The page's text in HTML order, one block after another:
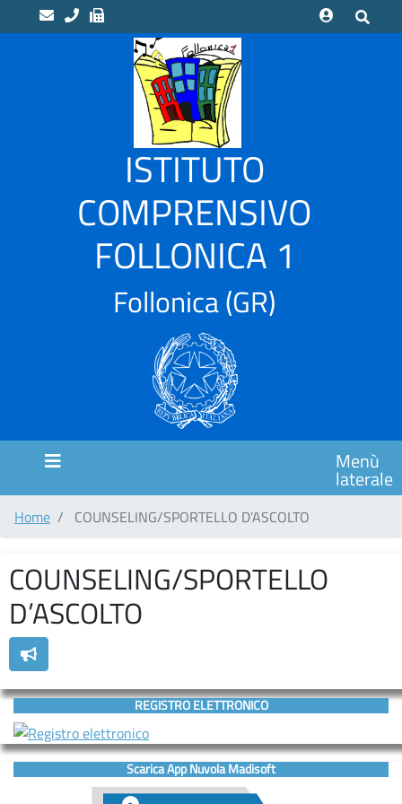
ISTITUTO
COMPRENSIVO
FOLLONICA 1
Follonica(GR)
Menù
laterale
“LUCA
PACIOLI”
Indirizzo
Musicale
“CAMPI
ALTI”
Scuola
Infanzia
CASSARELLO
MARCHE
SCUOLA
SCUOLA
ITALO
CALVINO
SCUOLA
RODARI
Comunicazioni
MODULISTICA
COUNSELING/SPORTELLO
Home COUNSELING/SPORTELLO D’ASCOLTO
COUNSELING/SPORTELLO
D’ASCOLTO
REGISTRO ELETTRONICO
Scarica App Nuvola Madisoft